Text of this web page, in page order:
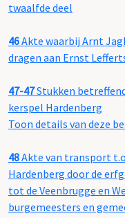
twaalfde deel
46Akte waarbij Arnt
dragen aan Ernst
47-47Stukken
kerspel Hardenberg
Toon details van deze
48Akte van transport
Hardenberg door de
tot de Veenbrugge en
burgemeesters en